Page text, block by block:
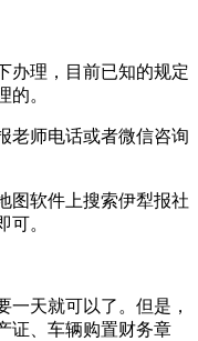
办理，目前已知的规定
的。
老师电话或者微信咨询
图软件上搜索伊犁报社
可。
一天就可以了。但是，
证、车辆购置财务章